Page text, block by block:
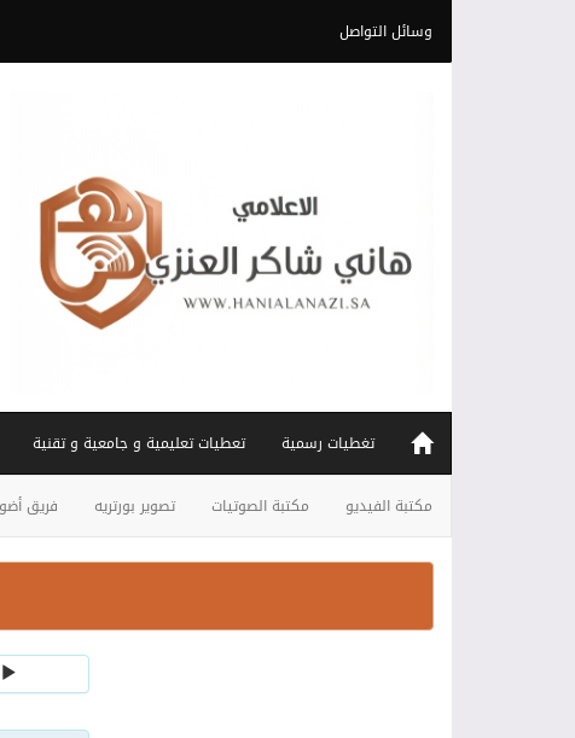
وسائل التواصل
تغطيات رسمية تعطيات تعليمية و جامعية و تقنية
مكتبة الفيديو مكتبة الصوتيات تصوير بورتريه فريق